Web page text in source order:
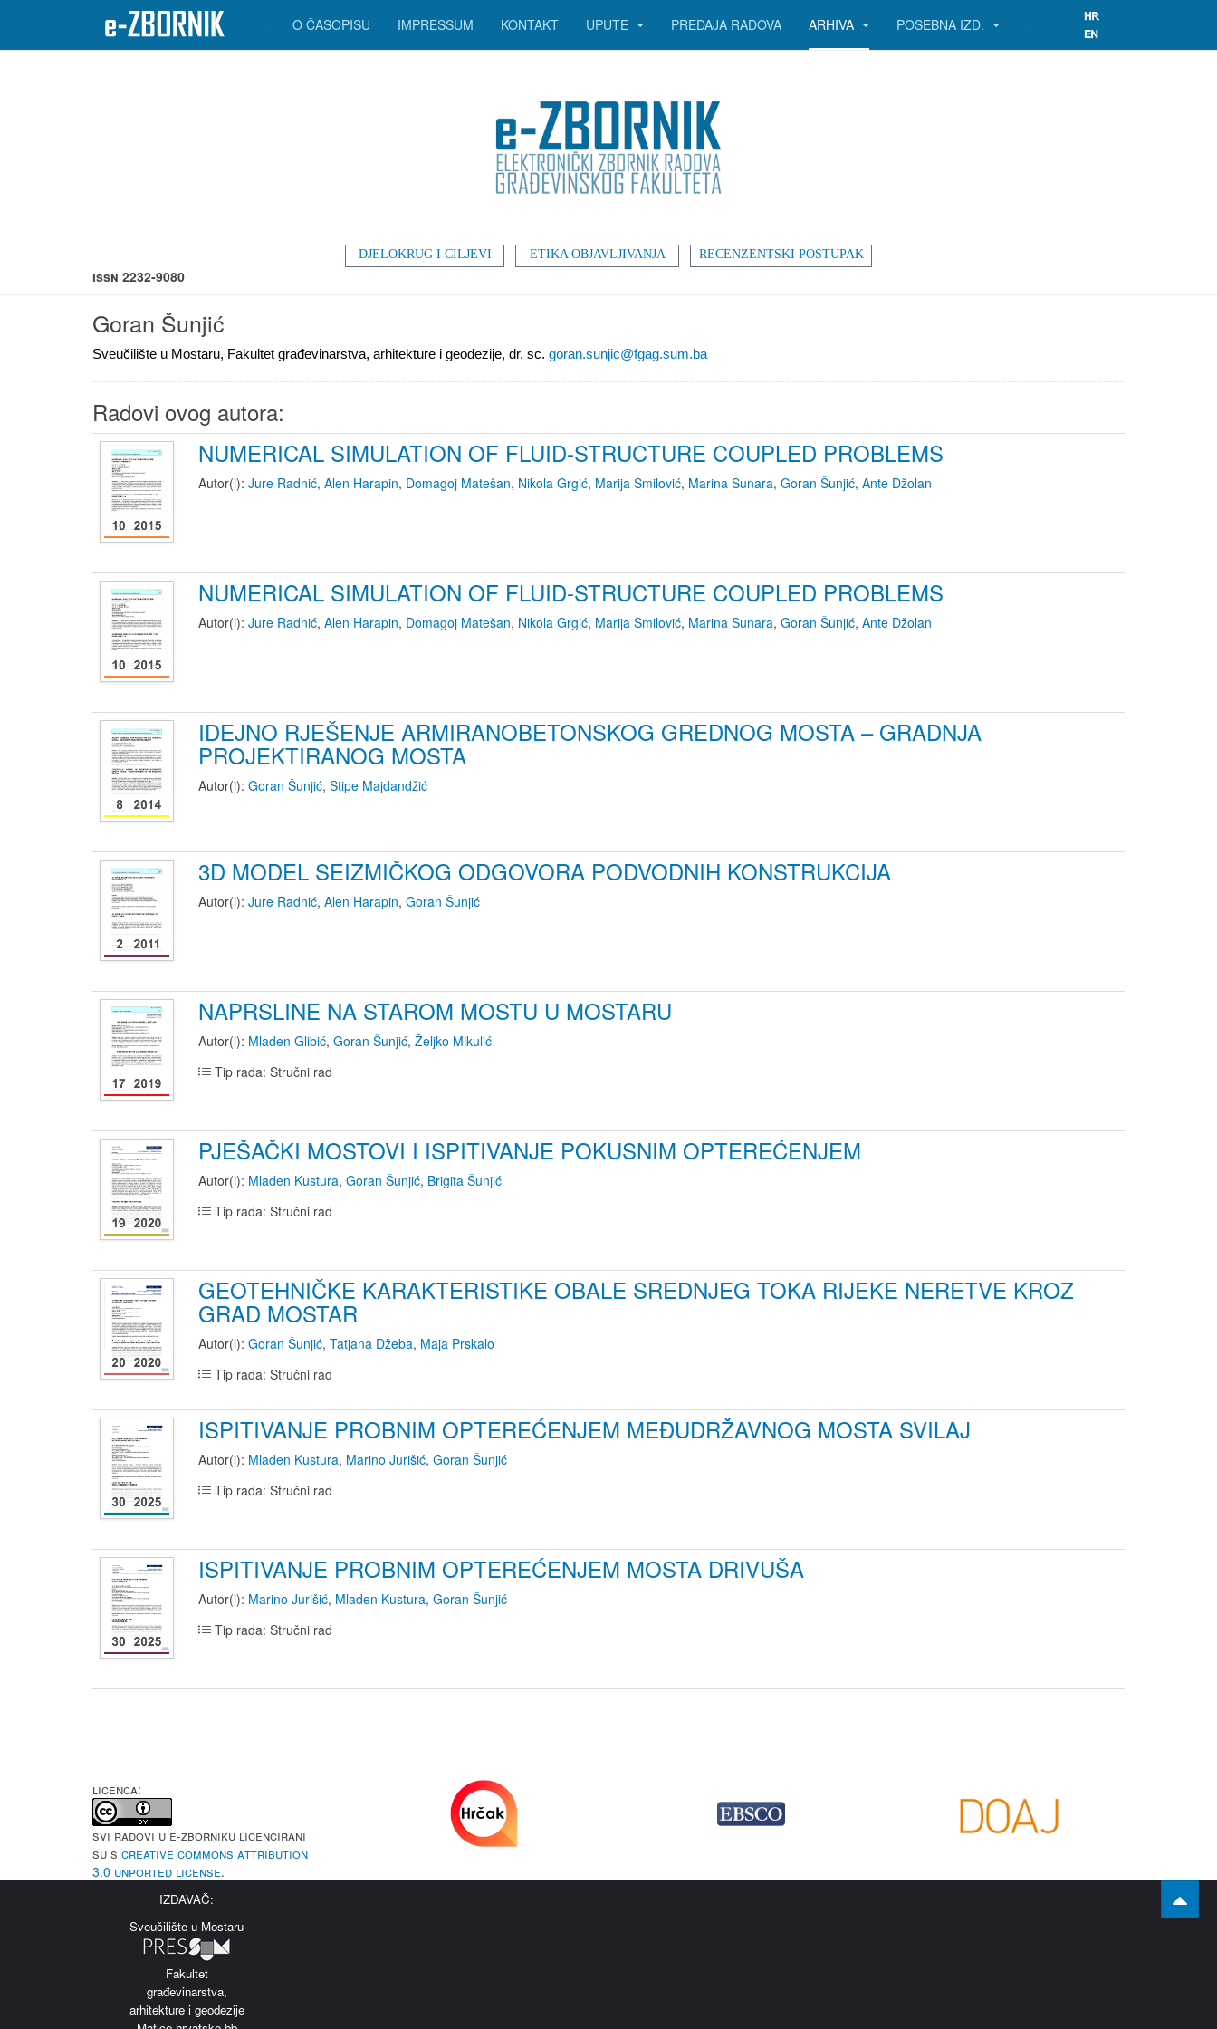
DJELOKRUG I CILJEVI ETIKA OBJAVLJIVANJA RECENZENTSKI POSTUPAK
O ČASOPISU IMPRESSUM KONTAKT UPUTE PREDAJA RADOVA ARHIVA POSEBNA IZD.
ISSN 2232-9080
Goran Šunjić
Sveučilište u Mostaru, Fakultet građevinarstva, arhitekture i geodezije, dr. sc. goran.sunjic@fgag.sum.ba
Radovi ovog autora:
NUMERICAL SIMULATION OF FLUID-STRUCTURE COUPLED PROBLEMS
Autor(i): Jure Radnić, Alen Harapin, Domagoj Matešan, Nikola Grgić, Marija Smilović, Marina Sunara, Goran Šunjić, Ante Džolan
NUMERICAL SIMULATION OF FLUID-STRUCTURE COUPLED PROBLEMS
Autor(i): Jure Radnić, Alen Harapin, Domagoj Matešan, Nikola Grgić, Marija Smilović, Marina Sunara, Goran Šunjić, Ante Džolan
IDEJNO RJEŠENJE ARMIRANOBETONSKOG GREDNOG MOSTA – GRADNJA
PROJEKTIRANOG MOSTA
Autor(i): Goran Šunjić, Stipe Majdandžić
3D MODEL SEIZMIČKOG ODGOVORA PODVODNIH KONSTRUKCIJA
Autor(i): Jure Radnić, Alen Harapin, Goran Šunjić
NAPRSLINE NA STAROM MOSTU U MOSTARU
Autor(i): Mladen Glibić, Goran Šunjić, Željko Mikulić
Tip rada: Stručni rad
PJEŠAČKI MOSTOVI I ISPITIVANJE POKUSNIM OPTEREĆENJEM
Autor(i): Mladen Kustura, Goran Šunjić, Brigita Šunjić
Tip rada: Stručni rad
GEOTEHNIČKE KARAKTERISTIKE OBALE SREDNJEG TOKA RIJEKE NERETVE KROZ
GRAD MOSTAR
Autor(i): Goran Šunjić, Tatjana Džeba, Maja Prskalo
Tip rada: Stručni rad
ISPITIVANJE PROBNIM OPTEREĆENJEM MEĐUDRŽAVNOG MOSTA SVILAJ
Autor(i): Mladen Kustura, Marino Jurišić, Goran Šunjić
Tip rada: Stručni rad
ISPITIVANJE PROBNIM OPTEREĆENJEM MOSTA DRIVUŠA
Autor(i): Marino Jurišić, Mladen Kustura, Goran Šunjić
Tip rada: Stručni rad
LICENCA:
Svi radovi u e-Zborniku licencirani
su s Creative Commons Attribution
3.0 Unported License.
IZDAVAČ:
Sveučilište u Mostaru
Fakultet
građevinarstva,
arhitekture i geodezije